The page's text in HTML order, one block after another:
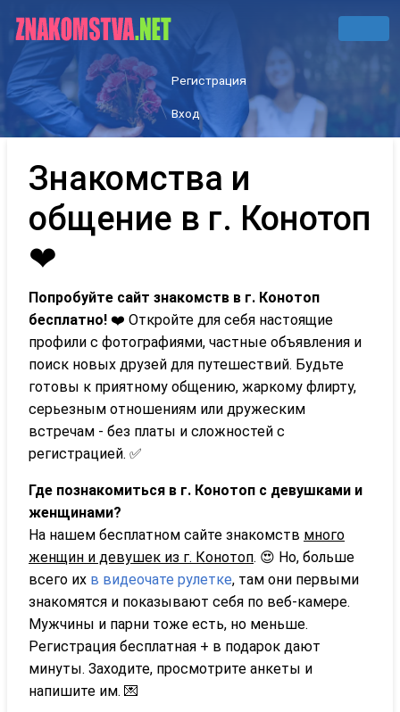
Регистрация
Вход
Знакомства и
общение в г. Конотоп
❤
Попробуйте сайт знакомств в г. Конотоп
бесплатно! ❤️ Откройте для себя настоящие
профили с фотографиями, частные объявления и
поиск новых друзей для путешествий. Будьте
готовы к приятному общению, жаркому флирту,
серьезным отношениям или дружеским
встречам - без платы и сложностей с
регистрацией. ✅
Где познакомиться в г. Конотоп с девушками и
женщинами?
На нашем бесплатном сайте знакомств много
женщин и девушек из г. Конотоп. 😍 Но, больше
всего их в видеочате рулетке, там они первыми
знакомятся и показывают себя по веб-камере.
Мужчины и парни тоже есть, но меньше.
Регистрация бесплатная + в подарок дают
минуты. Заходите, просмотрите анкеты и
напишите им. 💌